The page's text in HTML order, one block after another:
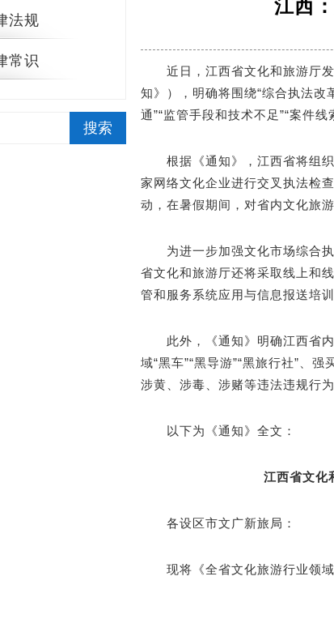
法规
常识
搜索
江西
近日，江西省文化和旅游厅
知》），明确将围绕“综合执法改
通”“监管手段和技术不足”“案件
根据《通知》，江西省将组
家网络文化企业进行交叉执法检
动，在暑假期间，对省内文化旅
为进一步加强文化市场综合
省文化和旅游厅还将采取线上和
管和服务系统应用与信息报送培
此外，《通知》明确江西省
域“黑车”“黑导游”“黑旅行社”、
涉黄、涉毒、涉赌等违法违规行
以下为《通知》全文：
江西省文化
各设区市文广新旅局：
现将《全省文化旅游行业领